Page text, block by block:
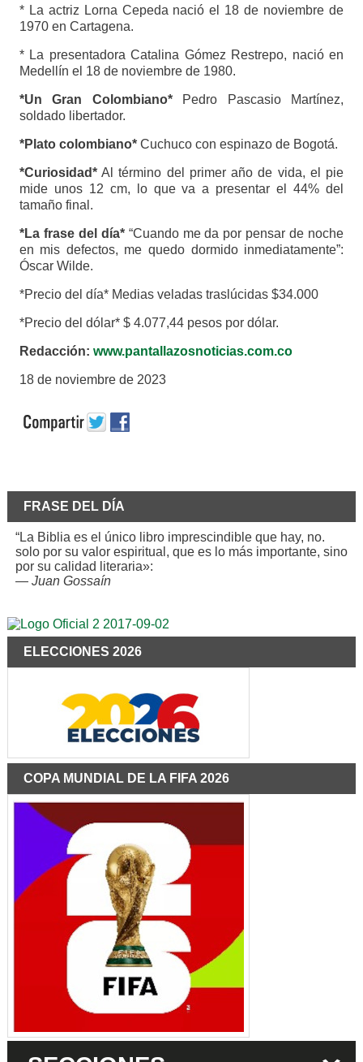
* La actriz Lorna Cepeda nació el 18 de noviembre de
1970 en Cartagena.
* La presentadora Catalina Gómez Restrepo, nació en
Medellín el 18 de noviembre de 1980.
*Un Gran Colombiano*Pedro Pascasio Martínez,
soldado libertador.
*Plato colombiano*Cuchuco con espinazo de Bogotá.
*Curiosidad*Al término del primer año de vida, el pie
mide unos 12 cm, lo que va a presentar el 44% del
tamaño final.
*La frase del día* “Cuando me da por pensar de noche
en mis defectos, me quedo dormido inmediatamente”:
Óscar Wilde.
*Precio del día* Medias veladas traslúcidas $34.000
*Precio del dólar* $ 4.077,44 pesos por dólar.
Redacción: www.pantallazosnoticias.com.co
18 de noviembre de 2023
FRASE DEL DÍA
“La Biblia es el único libro imprescindible que hay, no.
solo por su valor espiritual, que es lo más importante, sino
por su calidad literaria»:
— Juan Gossaín
ELECCIONES 2026
COPA MUNDIAL DE LA FIFA 2026